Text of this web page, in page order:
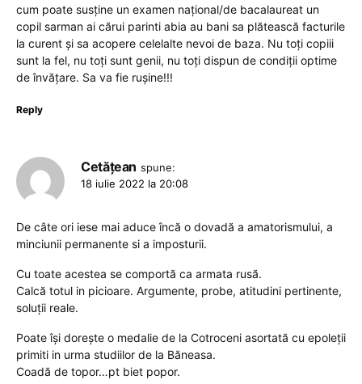
cum poate susține un examen național/de bacalaureat un
copil sarman ai cărui parinti abia au bani sa plătească facturile
la curent și sa acopere celelalte nevoi de baza. Nu toți copiii
sunt la fel, nu toți sunt genii, nu toți dispun de condiții optime
de învățare. Sa va fie rușine!!!
Reply
Cetățean spune:
18 iulie 2022 la 20:08
De câte ori iese mai aduce încă o dovadă a amatorismului, a
minciunii permanente si a imposturii.
Cu toate acestea se comportă ca armata rusă.
Calcă totul in picioare. Argumente, probe, atitudini pertinente,
soluții reale.
Poate își dorește o medalie de la Cotroceni asortată cu epoleții
primiti in urma studiilor de la Băneasa.
Coadă de topor…pt biet popor.